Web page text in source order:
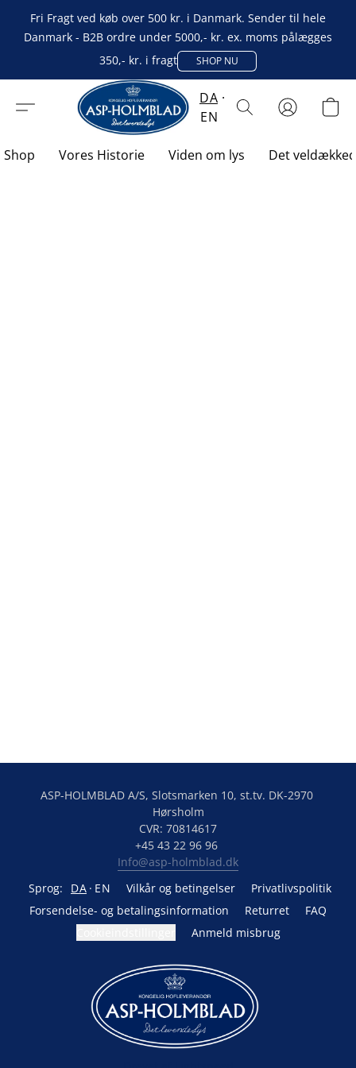
Fri Fragt ved køb over 500 kr. i Danmark. Sender til hele
Danmark - B2B ordre under 5000,- kr. ex. moms pålægges
350,- kr. i fragt
SHOP NU
DA
EN
Shop Vores Historie Viden om lys Det
ASP-HOLMBLAD A/S, Slotsmarken 10, st.tv. DK-2970
Hørsholm
CVR: 70814617
Info@asp-holmblad.dk
Sprog:
DA EN Vilkår og betingelser
Privatlivspolitik
Forsendelse- og betalingsinformation
Returret
FAQ
Anmeld misbrug